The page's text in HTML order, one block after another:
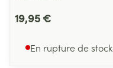
19,95 €
En rupture de stock